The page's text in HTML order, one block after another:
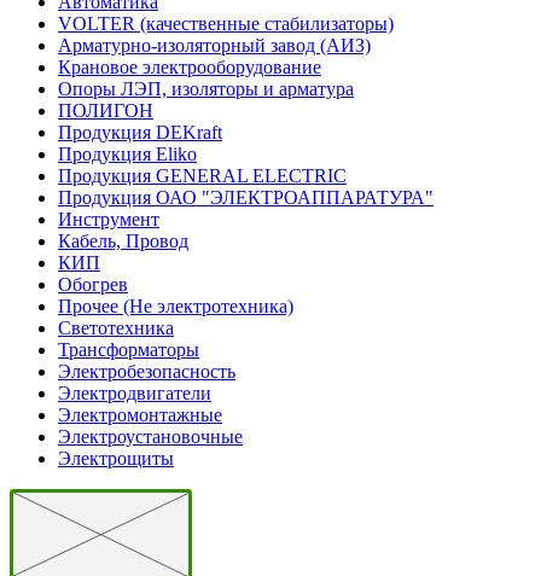
VOLTER (качественные стабилизаторы)
Арматурно-изоляторный завод (АИЗ)
Крановое электрооборудование
Опоры ЛЭП, изоляторы и арматура
ПОЛИГОН
Продукция DEKraft
Продукция Eliko
Продукция GENERAL ELECTRIC
Продукция ОАО "ЭЛЕКТРОАППАРАТУРА"
Инструмент
Кабель, Провод
КИП
Обогрев
Прочее (Не электротехника)
Светотехника
Трансформаторы
Электробезопасность
Электродвигатели
Электромонтажные
Электроустановочные
Электрощиты